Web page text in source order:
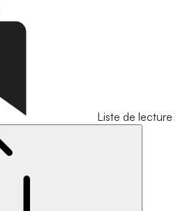
Liste de lecture